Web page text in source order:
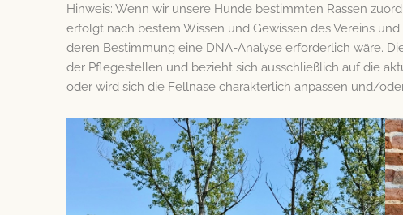
Hinweis: Wenn wir unsere Hunde bestimmten Rassen
erfolgt nach bestem Wissen und Gewissen des Vereins
deren Bestimmung eine DNA-Analyse erforderlich wäre.
der Pflegestellen und bezieht sich ausschließlich auf die
oder wird sich die Fellnase charakterlich anpassen und/